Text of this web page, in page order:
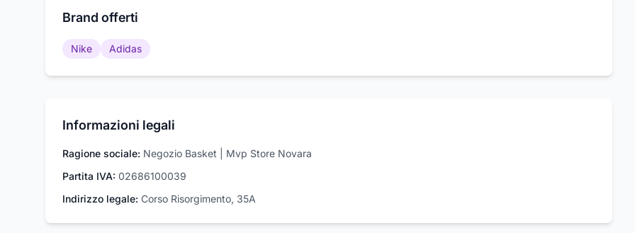
Brand offerti
Nike Adidas
Informazioni legali
Ragione sociale: Negozio Basket | Mvp Store Novara
Partita IVA: 02686100039
Indirizzo legale: Corso Risorgimento, 35A